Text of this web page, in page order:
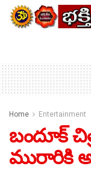
Home Entertainment
బందూక్
మురారికి